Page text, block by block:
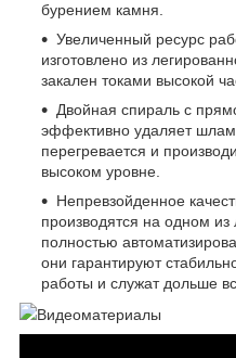
бурением камня.
Увеличенный ресурс
изготовлено из
закален токами высокой
Двойная спираль с
эффективно удаляет
перегревается и
высоком уровне.
Непревзойденное
производятся на одном
полностью
они гарантируют
работы и служат дольше
Видеоматериалы